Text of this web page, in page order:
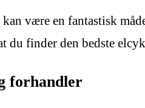
være en fantastisk
du finder den bedste
forhandler